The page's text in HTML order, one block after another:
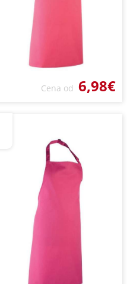
Cena od 6,98€